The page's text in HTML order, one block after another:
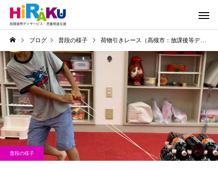
ブログ 普段の様子 荷物引きレース（高槻市：放課後等デイサービス・児童発達支援HIRAKU）
普段の様子